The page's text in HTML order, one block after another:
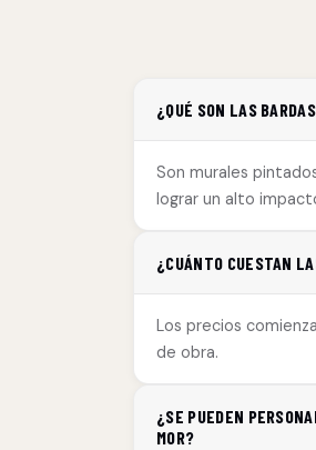
¿QUÉ SON LAS
Son murales
lograr un alto
¿CUÁNTO CUESTAN
Los precios
de obra.
¿SE PUEDEN
MOR?